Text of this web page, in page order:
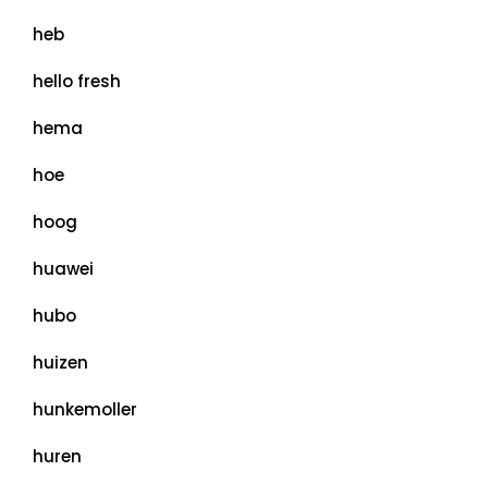
heb
hello fresh
hema
hoe
hoog
huawei
hubo
huizen
hunkemoller
huren